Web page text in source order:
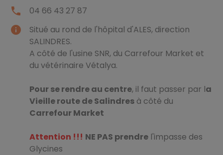
local_phone 04 66 43 27 87
info
Situé au rond de l'hôpital d'ALES, direction
SALINDRES.
A côté de l'usine SNR, du Carrefour Market et
du vétérinaire Vétalya.
Pour se rendre au centre, il faut passer par la
Vieille route de Salindres à côté du
Carrefour Market
Attention !!! NE PAS prendre l'impasse des
Glycines